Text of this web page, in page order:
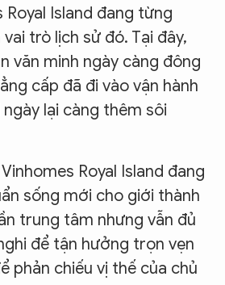
Royal Island đang từng
trò lịch sử đó. Tại đây,
văn minh ngày càng đông
cấp đã đi vào vận hành
lại càng thêm sôi
Royal Island đang
sống mới cho giới thành
trung tâm nhưng vẫn đủ
để tận hưởng trọn vẹn
phản chiếu vị thế của chủ